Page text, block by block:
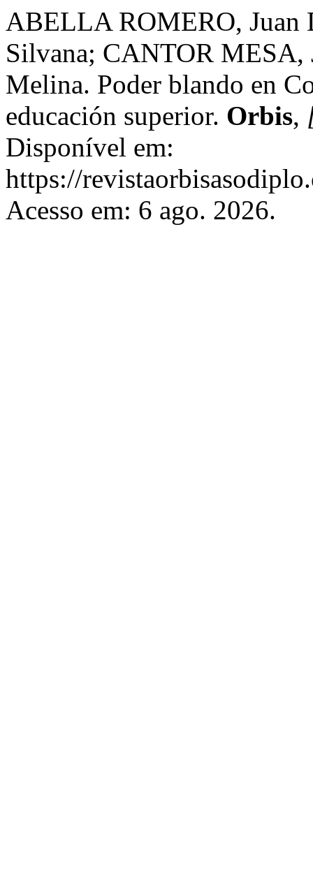
ABELLA ROMERO,
Silvana; CANTOR
Melina. Poder blando en
educación superior. Orbis,
Disponível em:
https://
Acesso em: 6 ago. 2026.